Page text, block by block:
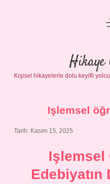
Gizlilik
Yasal
Kişisel hikayelerle dolu keyifli
Işlemsel
Tarih: Kasım 15, 2025
Işlemsel
Edebiyatın